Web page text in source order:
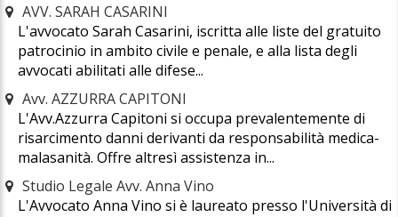
AVV. SARAH CASARINI
L'avvocato Sarah Casarini, iscritta alle liste del gratuito
patrocinio in ambito civile e penale, e alla lista degli
avvocati abilitati alle difese...
Avv. AZZURRA CAPITONI
L'Avv.Azzurra Capitoni si occupa prevalentemente di
risarcimento danni derivanti da responsabilità medica-
malasanità. Offre altresì assistenza in...
Studio Legale Avv. Anna Vino
L'Avvocato Anna Vino si è laureato presso l'Università di